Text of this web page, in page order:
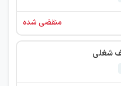
منقضی شده